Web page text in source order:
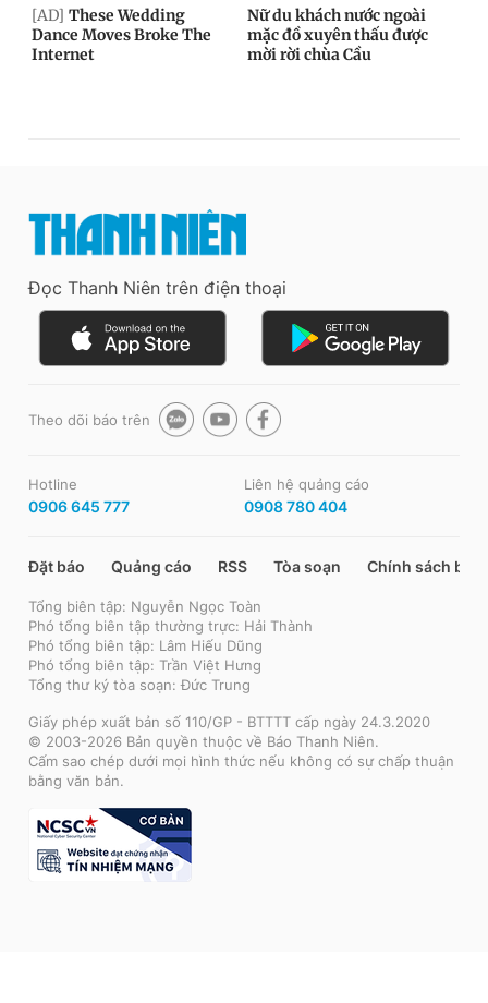
Đọc Thanh Niên trên điện thoại
Theo dõi báo trên
Hotline
0906 645 777
Liên hệ quảng cáo
0908 780 404
Đặt báo Quảng cáo RSS Tòa soạn Chính sách bảo
Tổng biên tập: Nguyễn Ngọc Toàn
Phó tổng biên tập thường trực: Hải Thành
Phó tổng biên tập: Lâm Hiếu Dũng
Phó tổng biên tập: Trần Việt Hưng
Tổng thư ký tòa soạn: Đức Trung
Giấy phép xuất bản số 110/GP - BTTTT cấp ngày 24.3.2020
© 2003-2026 Bản quyền thuộc về Báo Thanh Niên.
Cấm sao chép dưới mọi hình thức nếu không có sự chấp thuận
bằng văn bản.